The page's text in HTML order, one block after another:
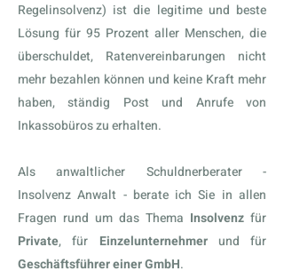
Regelinsolvenz) ist die legitime und beste
Lösung für 95 Prozent aller Menschen, die
überschuldet, Ratenvereinbarungen nicht
mehr bezahlen können und keine Kraft mehr
haben, ständig Post und Anrufe von
Inkassobüros zu erhalten.
Als anwaltlicher Schuldnerberater -
Insolvenz Anwalt - berate ich Sie in allen
Fragen rund um das Thema Insolvenz für
Private, für Einzelunternehmerund für
Geschäftsführer einer GmbH.